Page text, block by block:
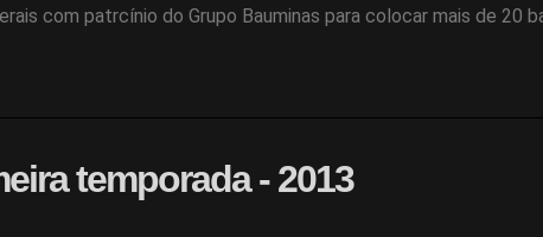
com patrcínio do Grupo Bauminas para colocar mais de 20
temporada - 2013